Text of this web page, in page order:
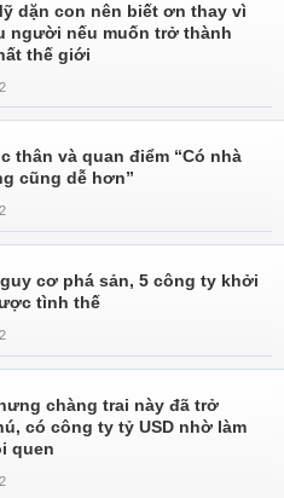
dặn con nên biết ơn thay vì
người nếu muốn trở thành
thế giới
thân và quan điểm “Có nhà
cũng dễ hơn”
cơ phá sản, 5 công ty khởi
tình thế
chàng trai này đã trở
có công ty tỷ USD nhờ làm
quen